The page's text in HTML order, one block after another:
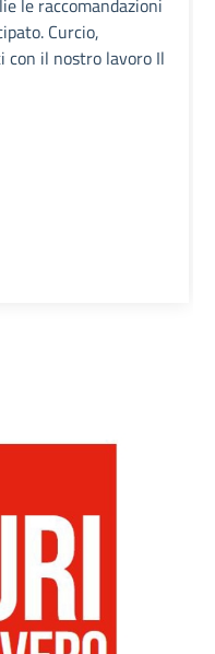
le raccomandazioni
Curcio,
con il nostro lavoro Il